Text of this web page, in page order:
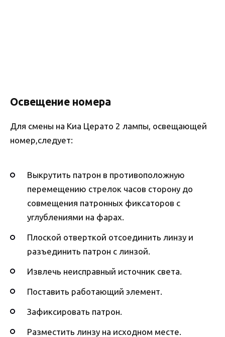
Освещение номера
Для смены на Киа Церато 2 лампы, освещающей
номер,следует:
Выкрутить патрон в противоположную
перемещению стрелок часов сторону до
совмещения патронных фиксаторов с
углублениями на фарах.
Плоской отверткой отсоединить линзу и
разъединить патрон с линзой.
Извлечь неисправный источник света.
Поставить работающий элемент.
Зафиксировать патрон.
Разместить линзу на исходном месте.